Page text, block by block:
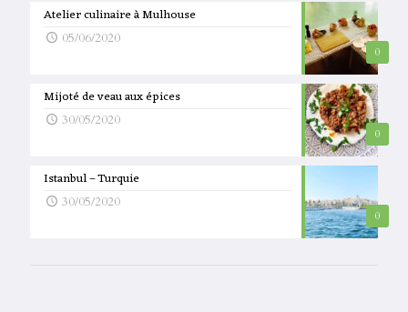
0
Atelier culinaire à Mulhouse
05/06/2020
0
Mijoté de veau aux épices
30/05/2020
0
Istanbul – Turquie
30/05/2020